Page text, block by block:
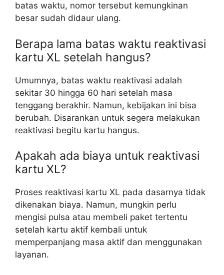
batas waktu, nomor tersebut kemungkinan
besar sudah didaur ulang.
Berapa lama batas waktu reaktivasi
kartu XL setelah hangus?
Umumnya, batas waktu reaktivasi adalah
sekitar 30 hingga 60 hari setelah masa
tenggang berakhir. Namun, kebijakan ini bisa
berubah. Disarankan untuk segera melakukan
reaktivasi begitu kartu hangus.
Apakah ada biaya untuk reaktivasi
kartu XL?
Proses reaktivasi kartu XL pada dasarnya tidak
dikenakan biaya. Namun, mungkin perlu
mengisi pulsa atau membeli paket tertentu
setelah kartu aktif kembali untuk
memperpanjang masa aktif dan menggunakan
layanan.